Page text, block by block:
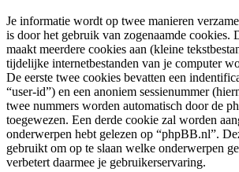
Je informatie wordt op twee manieren
is door het gebruik van zogenaamde cookies.
maakt meerdere cookies aan (kleine
tijdelijke internetbestanden van je computer
De eerste twee cookies bevatten een
“user-id”) en een anoniem sessienummer
twee nummers worden automatisch door de
toegewezen. Een derde cookie zal worden
onderwerpen hebt gelezen op “phpBB.nl”.
gebruikt om op te slaan welke onderwerpen
verbetert daarmee je gebruikerservaring.